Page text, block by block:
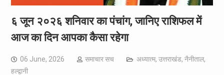
६ जून २०२६ शनिवार का पंचांग, जानिए राशिफल में
आज का दिन आपका कैसा रहेगा
06 June, 2026 समाचार सच अध्यात्म, उत्तराखंड, नैनीताल,
हल्द्वानी